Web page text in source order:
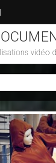
vidéo